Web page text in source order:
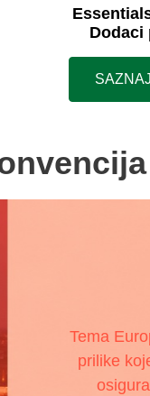
Dodaci
Tema
prilike